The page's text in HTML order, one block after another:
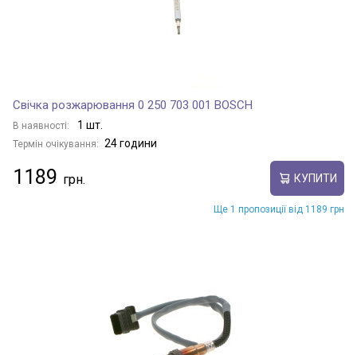
Свічка розжарювання 0 250 703 001 BOSCH
В наявності: 1 шт.
Термін очікування: 24 години
1189 КУПИТИ
Ще 1 пропозиції від 1189 грн